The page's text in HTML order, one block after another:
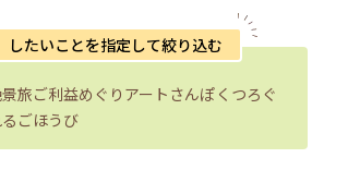
したいことを指定して絞り込む
旅ご利益めぐり アートさんぽ くつろぐ
ごほうび